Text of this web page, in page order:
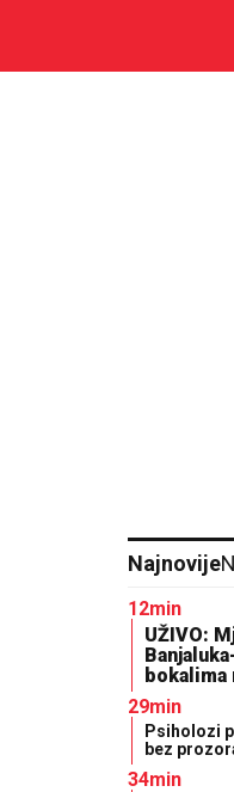
Najnovije
12min
UŽIVO:
bokalima
29min
Psiholozi
bez
34min